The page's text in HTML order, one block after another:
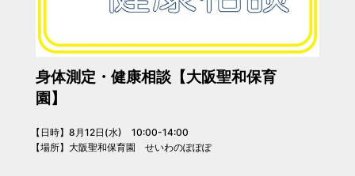
身体測定・健康相談【大阪聖和保育
園】
【日時】8月12日(水) 10:00-14:00
【場所】大阪聖和保育園 せいわのぽぽぽ